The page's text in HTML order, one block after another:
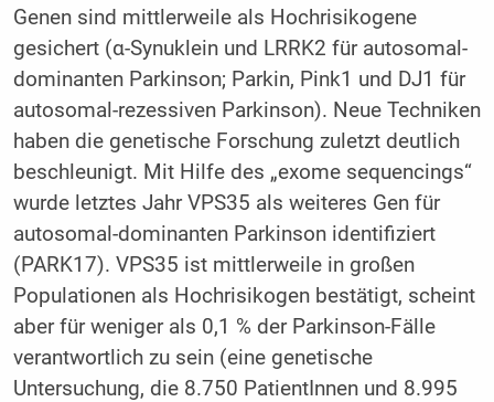
Genen sind mittlerweile als Hochrisikogene
gesichert (α-Synuklein und LRRK2 für autosomal-
dominanten Parkinson; Parkin, Pink1 und DJ1 für
autosomal-rezessiven Parkinson). Neue Techniken
haben die genetische Forschung zuletzt deutlich
beschleunigt. Mit Hilfe des „exome sequencings“
wurde letztes Jahr VPS35 als weiteres Gen für
autosomal-dominanten Parkinson identifiziert
(PARK17). VPS35 ist mittlerweile in großen
Populationen als Hochrisikogen bestätigt, scheint
aber für weniger als 0,1 % der Parkinson-Fälle
verantwortlich zu sein (eine genetische
Untersuchung, die 8.750 PatientInnen und 8.995